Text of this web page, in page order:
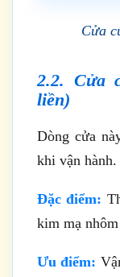
Cửa
2.2. Cửa
liền)
Dòng cửa
khi vận hành.
Đặc điểm:
kim mạ
Ưu điểm: